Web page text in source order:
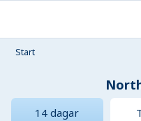
Start
14 dagar